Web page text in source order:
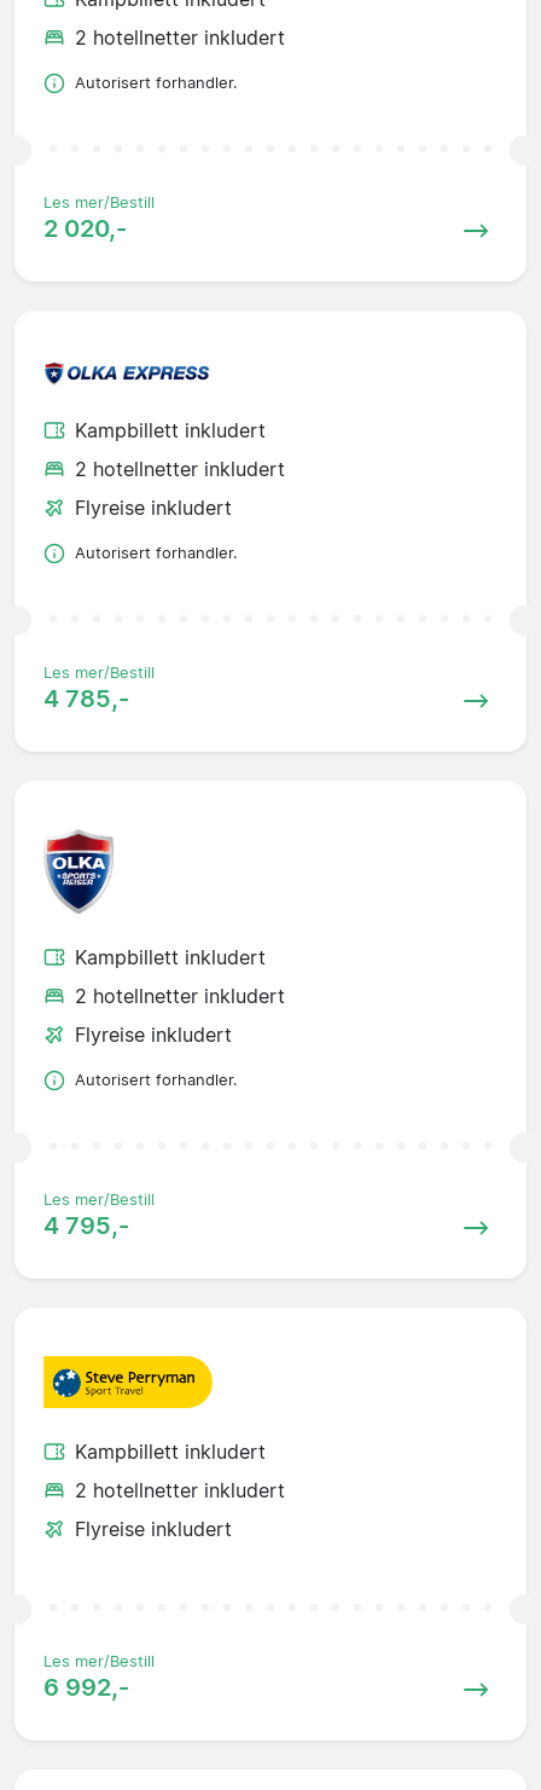
2 hotellnetter inkludert
Autorisert forhandler.
Les mer/Bestill
2 020,-
Kampbillett inkludert
2 hotellnetter inkludert
Flyreise inkludert
Autorisert forhandler.
Les mer/Bestill
4 785,-
Kampbillett inkludert
2 hotellnetter inkludert
Flyreise inkludert
Autorisert forhandler.
Les mer/Bestill
4 795,-
Kampbillett inkludert
2 hotellnetter inkludert
Flyreise inkludert
Les mer/Bestill
6 992,-